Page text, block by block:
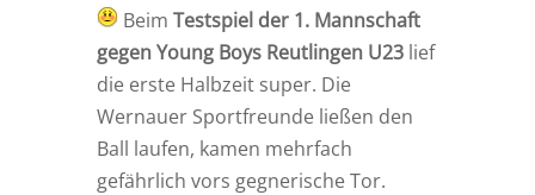
Beim Testspiel der 1. Mannschaft
gegen Young Boys Reutlingen U23lief
die erste Halbzeit super. Die
Wernauer Sportfreunde ließen den
Ball laufen, kamen mehrfach
gefährlich vors gegnerische Tor.